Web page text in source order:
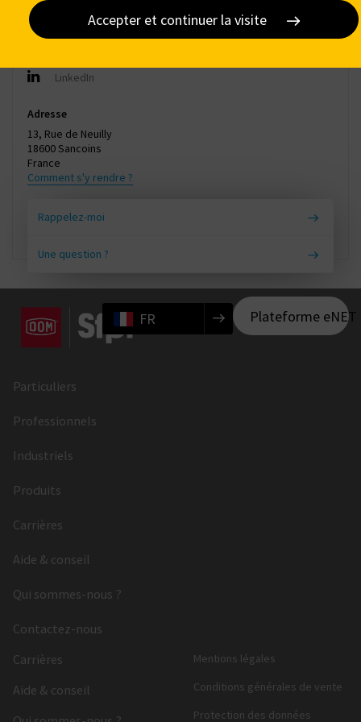
Contact
+ 33 (0) 2 48 74 96 50
LinkedIn
Adresse
13, Rue de Neuilly
18600 Sancoins
France
Comment s'y rendre ?
Rappelez-moi
Une question ?
Plateforme eNET
FR
Particuliers
Professionnels
Industriels
Produits
Carrières
Aide & conseil
Qui sommes-nous ?
Contactez-nous
Carrières
Aide & conseil
Mentions légales
Conditions générales de vente
Protection des données
Accepter et continuer la visite